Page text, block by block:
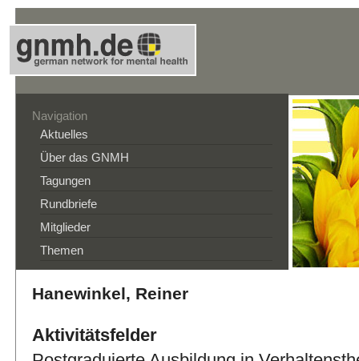
Navigation
Aktuelles
Über das GNMH
Tagungen
Rundbriefe
Mitglieder
Themen
Hanewinkel, Reiner
Aktivitätsfelder